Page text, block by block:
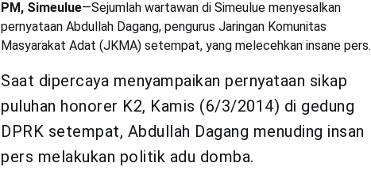
PM, Simeulue—Sejumlah wartawan di Simeulue menyesalkan
pernyataan Abdullah Dagang, pengurus Jaringan Komunitas
Masyarakat Adat (JKMA) setempat, yang melecehkan insane pers.
Saat dipercaya menyampaikan pernyataan sikap
puluhan honorer K2, Kamis (6/3/2014) di gedung
DPRK setempat, Abdullah Dagang menuding insan
pers melakukan politik adu domba.